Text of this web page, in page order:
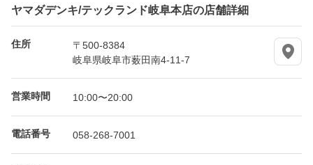
ヤマダデンキ/テックランド岐阜本店の店舗詳細
住所
〒500-8384
岐阜県岐阜市薮田南4-11-7
営業時間 10:00〜20:00
電話番号 058-268-7001